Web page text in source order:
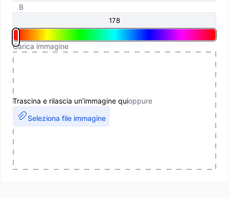
B
Carica immagine
Trascina e rilascia un’immagine quioppure
Seleziona file immagine